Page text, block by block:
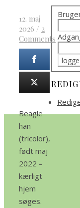
12. maj
2026 / 2
Comments
Beagle
han
(tricolor),
født maj
2022 –
kærligt
hjem
søges.